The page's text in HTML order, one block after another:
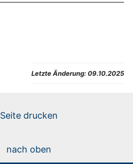
Letzte Änderung:09.10.2025
Seite drucken
nach oben